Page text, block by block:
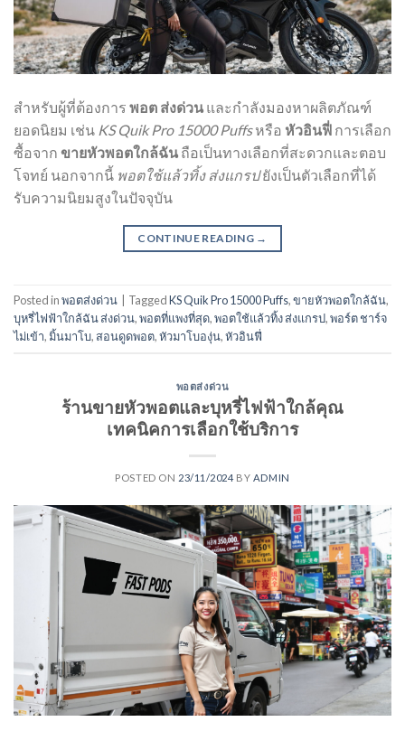
สำหรับผู้ที่ต้องการ พอต ส่งด่วน และกำลังมองหาผลิตภัณฑ์
ยอดนิยม เช่น KS Quik Pro 15000 Puffsหรือ หัวอินฟี่ การเลือก
ซื้อจาก ขายหัวพอตใกล้ฉัน ถือเป็นทางเลือกที่สะดวกและตอบ
โจทย์ นอกจากนี้ พอตใช้แล้วทิ้ง ส่งแกรปยังเป็นตัวเลือกที่ได้
รับความนิยมสูงในปัจจุบัน
CONTINUE READING →
Posted inพอตส่งด่วน TaggedKS Quik Pro 15000 Puffs,ขายหัวพอตใกล้ฉัน,
บุหรี่ไฟฟ้าใกล้ฉัน ส่งด่วน,พอตที่แพงที่สุด,พอตใช้แล้วทิ้ง ส่งแกรป,พอร์ต ชาร์จ
ไม่เข้า,มิ้นมาโบ, สอนดูดพอต,หัวมาโบองุ่น,หัวอินฟี่
พอตส่งด่วน
ร้านขายหัวพอตและบุหรี่ไฟฟ้าใกล้คุณ
เทคนิคการเลือกใช้บริการ
POSTED ON 23/11/2024 BY ADMIN